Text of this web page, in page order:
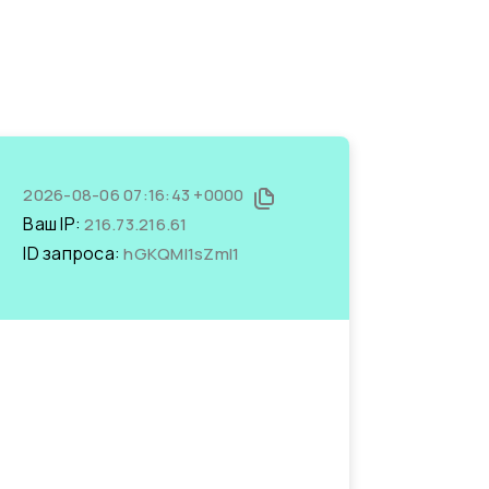
2026-08-06 07:16:43 +0000
Ваш IP:216.73.216.61
ID запроса:hGKQMl1sZmI1